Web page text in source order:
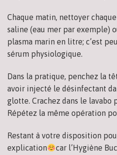
Chaque matin, nettoyer
saline (eau mer par exemple)
plasma marin en litre; c’est
sérum physiologique.
Dans la pratique, penchez la
avoir injecté le désinfectant
glotte. Crachez dans le lavabo
Répétez la même opération
Restant à votre disposition
explication
car l’Hygiène